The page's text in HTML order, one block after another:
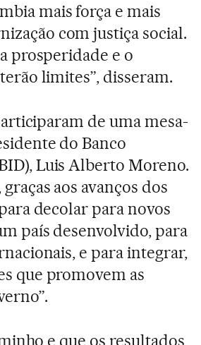
mais força e mais
com justiça social.
prosperidade e o
limites”, disseram.
de uma mesa-
do Banco
Luis Alberto Moreno.
aos avanços dos
decolar para novos
país desenvolvido, para
e para integrar,
que promovem as
e que os resultados